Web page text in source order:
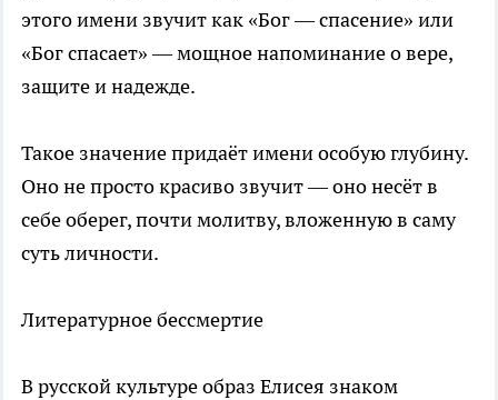
этого имени звучит как «Бог — спасение» или
«Бог спасает» — мощное напоминание о вере,
защите и надежде.
Такое значение придаёт имени особую глубину.
Оно не просто красиво звучит — оно несёт в
себе оберег, почти молитву, вложенную в саму
суть личности.
Литературное бессмертие
В русской культуре образ Елисея знаком